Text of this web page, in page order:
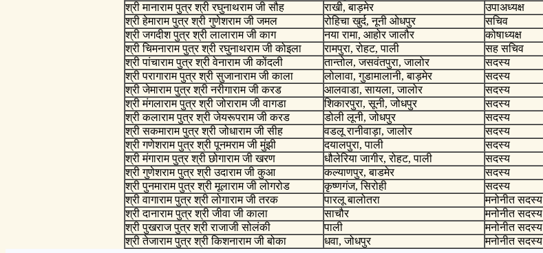
श्री मानाराम पुत्र श्री रघुनाथराम जी सौह
राखी, बाड़मेर उपाअध्यक्ष
श्री हेमाराम पुत्र श्री गुणेशराम जी जमल
रोहिचा खुर्द, नूनी ओधपुर सचिव
श्री जगदीश पुत्र श्री लालाराम जी काग
नया रामा, आहोर जालौर कोषाध्यक्ष
श्री चिमनाराम पुत्र श्री रघुनाथराम जी कोइला
रामपुरा, रोहट, पाली सह सचिव
श्री पांचाराम पुत्र श्री वेनाराम जी कोंदली
तान्तोल, जसवंतपुरा, जालोर सदस्य
श्री परागाराम पुत्र श्री सुजानाराम जी काला
लोलावा, गुडामालानी, बाड़मेर सदस्य
श्री जेमाराम पुत्र श्री नरीगाराम जी करड
आलवाडा, सायला, जालोर सदस्य
श्री मंगलाराम पुत्र श्री जोराराम जी वागडा
शिकारपुरा, सूनी, जोधपुर सदस्य
श्री कलाराम पुत्र श्री जेयरूपराम जी करड
डोली लूनी, जोधपुर सदस्य
श्री सकमाराम पुत्र श्री जोधाराम जी सीह
वडलू रानीवाड़ा, जालोर सदस्य
श्री गणेशराम पुत्र श्री पूनमराम जी मुंझी
दयालपुरा, पाली सदस्य
श्री मंगाराम पुत्र श्री छोगाराम जी खरण
धौलेरिया जागीर, रोहट, पाली सदस्य
श्री गुणेशराम पुत्र श्री उदाराम जी कुआ
कल्याणपुर, बाडमेर सदस्य
श्री पुनमाराम पुत्र श्री मूलाराम जी लोगरोड
कृष्णगंज, सिरोही सदस्य
श्री वागाराम पुत्र श्री लोगाराम जी तरक
पारलू बालोतरा मनोनीत सदस्य
श्री दानाराम पुत्र श्री जीवा जी काला
साचौर मनोनीत सदस्य
श्री पुखराज पुत्र श्री राजाजी सोलंकी
पाली मनोनीत सदस्य
श्री तेजाराम पुत्र श्री किशनाराम जी बोका
धवा, जोधपुर मनोनीत सदस्य